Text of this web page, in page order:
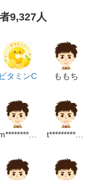
9,327人
ビタミンC ももち
m*******************m t**************************m